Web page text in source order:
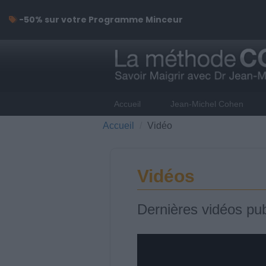
Accueil Jean-Michel Cohen
Accueil Vidéo
Vidéos
Dernières vidéos
-50% sur votre Programme Minceur